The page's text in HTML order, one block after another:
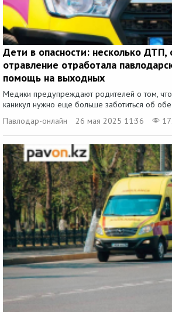
Дети в опасности: несколько ДТП,
отравление отработала
помощь на выходных
Медики предупреждают родителей о том,
каникул нужно еще больше заботиться об
Павлодар-онлайн
26 мая 2025 11:36